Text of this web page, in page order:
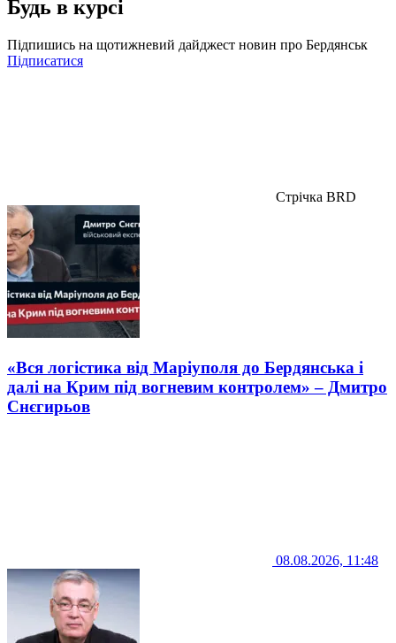
Будь в курсі
Підпишись на щотижневий дайджест новин про Бердянськ
Підписатися
Стрічка BRD
«Вся логістика від Маріуполя до Бердянська і
далі на Крим під вогневим контролем» – Дмитро
Снєгирьов
08.08.2026, 11:48